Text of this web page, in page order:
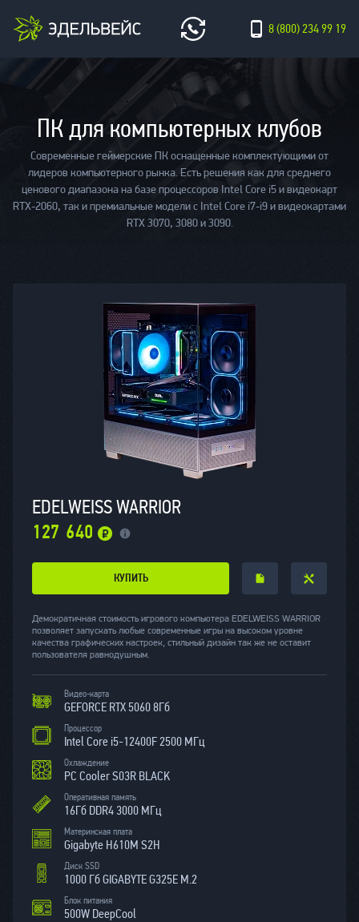
8 (800) 234 99 19
ПК для компьютерных клубов
Современные геймерские ПК оснащенные комплектующими от
лидеров компьютерного рынка. Есть решения как для среднего
ценового диапазона на базе процессоров Intel Core i5 и видеокарт
RTX-2060, так и премиальные модели с Intel Core i7-i9 и видеокартами
RTX 3070, 3080 и 3090.
EDELWEISS WARRIOR
127 640
КУПИТЬ
Демократичная стоимость игрового компьютера EDELWEISS WARRIOR
позволяет запускать любые современные игры на высоком уровне
качества графических настроек, стильный дизайн так же не оставит
пользователя равнодушным.
Видео-карта
GЕFORCE RTX 5060 8Гб
Процессор
Intel Core i5-12400F 2500 МГц
Охлаждение
PC Cooler S03R BLACK
Оперативная память
16Гб DDR4 3000 МГц
Материнская плата
Gigabyte H610M S2H
Диск SSD
1000 Гб GIGABYTE G325E M.2
Блок питания
500W DeepCool